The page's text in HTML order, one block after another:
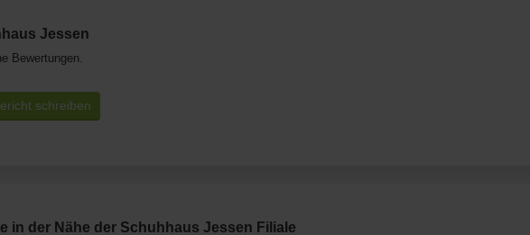
Jessen
Bewertungen.
schreiben
in der Nähe der Schuhhaus Jessen Filiale